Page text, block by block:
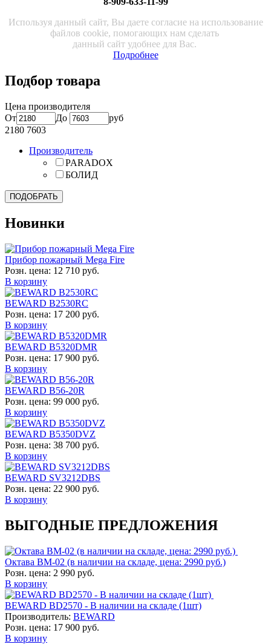
Используя данный сайт, Вы даете согласие на использование
файлов cookie, помогающих нам сделать
данный сайт удобнее для Вас.
Подробнее
Подбор товара
Цена производителя
От
До
руб
2180 7603
Производитель
PARADOX
БОЛИД
Новинки
Прибор пожарный Mega Fire
Розн. цена: 12 710 руб.
В корзину
BEWARD B2530RC
Розн. цена: 17 200 руб.
В корзину
BEWARD B5320DMR
Розн. цена: 17 900 руб.
В корзину
BEWARD B56-20R
Розн. цена: 99 000 руб.
В корзину
BEWARD B5350DVZ
Розн. цена: 38 700 руб.
В корзину
BEWARD SV3212DBS
Розн. цена: 22 900 руб.
В корзину
ВЫГОДНЫЕ ПРЕДЛОЖЕНИЯ
Октава ВМ-02 (в наличии на складе, цена: 2990 руб.)
Розн. цена: 2 990 руб.
В корзину
BEWARD BD2570 - В наличии на складе (1шт)
Производитель: BEWARD
Розн. цена: 17 900 руб.
В корзину